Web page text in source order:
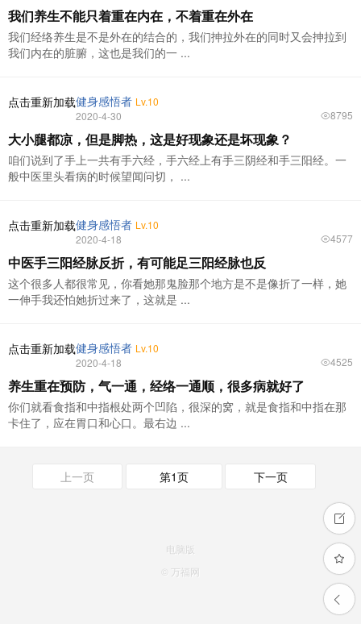
我们养生不能只着重在内在，不着重在外在
我们经络养生是不是外在的结合的，我们抻拉外在的同时又会抻拉到
我们内在的脏腑，这也是我们的一 ...
点击重新加载健身感悟者 Lv.10
2020-4-30
8795
大小腿都凉，但是脚热，这是好现象还是坏现象？
咱们说到了手上一共有手六经，手六经上有手三阴经和手三阳经。一
般中医里头看病的时候望闻问切， ...
点击重新加载健身感悟者 Lv.10
2020-4-18
4577
中医手三阳经脉反折，有可能足三阳经脉也反
这个很多人都很常见，你看她那鬼脸那个地方是不是像折了一样，她
一伸手我还怕她折过来了，这就是 ...
点击重新加载健身感悟者 Lv.10
2020-4-18
4525
养生重在预防，气一通，经络一通顺，很多病就好了
你们就看食指和中指根处两个凹陷，很深的窝，就是食指和中指在那
卡住了，应在胃口和心口。最右边 ...
上一页 第1页 下一页
电脑版
© 万福网